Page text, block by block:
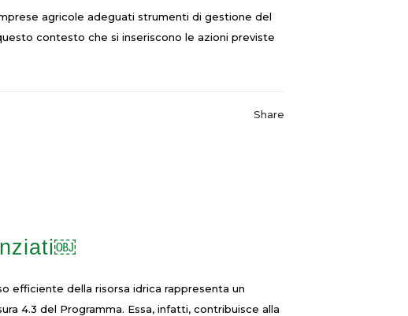
agricole adeguati strumenti di gestione del
contesto che si inseriscono le azioni previste
Share
efficiente della risorsa idrica rappresenta un
4.3 del Programma. Essa, infatti, contribuisce alla